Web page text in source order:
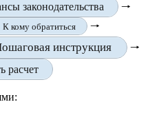
законодательства 🠒
К кому обратиться 🠒
инструкция
🠒
расчет